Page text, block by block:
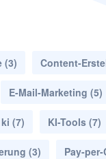
(3) Content-
E-Mail-Marketing (5)
ki (7) KI-Tools (7)
(3) Pay-